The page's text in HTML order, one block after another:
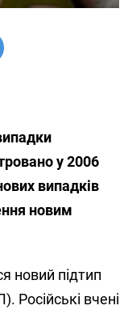
у 2006
випадків
новим
новий підтип
Російські вчені